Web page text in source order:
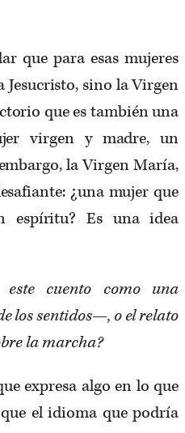
que para esas mujeres
Jesucristo, sino la Virgen
que es también una
virgen y madre, un
la Virgen María,
¿una mujer que
Es una idea
este cuento como una
los sentidos—, o el relato
la marcha?
expresa algo en lo que
el idioma que podría